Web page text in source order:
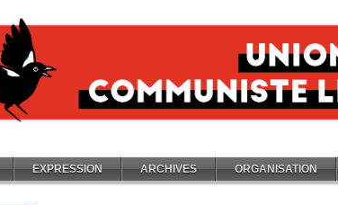
EXPRESSION ARCHIVES ORGANISATION